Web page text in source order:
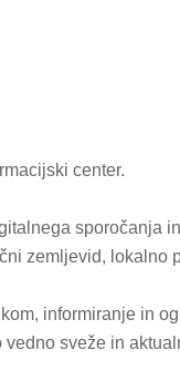
center.
zemljevid,
informiranje in
sveže in